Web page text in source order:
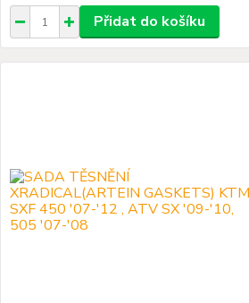
Přidat do košíku